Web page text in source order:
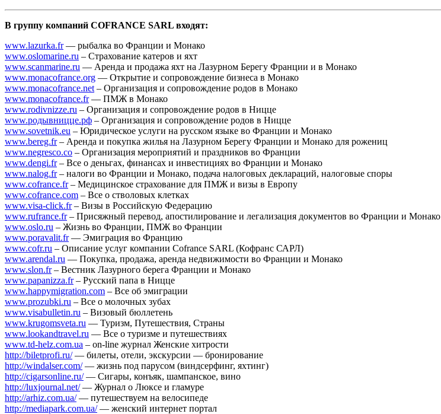
В группу компаний COFRANCE SARL входят:
www.lazurka.fr— рыбалка во Франции и Монако
www.oslomarine.ru – Страхование катеров и яхт
www.scanmarine.ru — Аренда и продажа яхт на Лазурном Берегу Франции и в Монако
www.monacofrance.org — Открытие и сопровождение бизнеса в Монако
www.monacofrance.net – Организация и сопровождение родов в Монако
www.monacofrance.fr— ПМЖ в Монако
www.rodivnizze.ru – Организация и сопровождение родов в Ницце
www.родывницце.рф – Организация и сопровождение родов в Ницце
www.sovetnik.eu – Юридическое услуги на русском языке во Франции и Монако
www.bereg.fr– Аренда и покупка жилья на Лазурном Берегу Франции и Монако для рожениц
www.negresco.co – Организация мероприятий и праздников во Франции
www.dengi.fr– Все о деньгах, финансах и инвестициях во Франции и Монако
www.nalog.fr– налоги во Франции и Монако, подача налоговых деклараций, налоговые споры
www.cofrance.fr– Медицинское страхование для ПМЖ и визы в Европу
www.cofrance.com – Все о стволовых клетках
www.visa-click.fr– Визы в Российскую Федерацию
www.rufrance.fr– Присяжный перевод, апостилирование и легализация документов во Франции и Монако
www.oslo.ru – Жизнь во Франции, ПМЖ во Франции
www.poravalit.fr— Эмиграция во Францию
www.cofr.ru – Описание услуг компании Cofrance SARL (Кофранс САРЛ)
www.arendal.ru — Покупка, продажа, аренда недвижимости во Франции и Монако
www.slon.fr– Вестник Лазурного берега Франции и Монако
www.papanizza.fr– Русский папа в Ницце
www.happymigration.com – Все об эмиграции
www.prozubki.ru – Все о молочных зубах
www.visabulletin.ru – Визовый бюллетень
www.krugomsveta.ru — Туризм, Путешествия, Страны
www.lookandtravel.ru — Все о туризме и путешествиях
www.td-helz.com.ua – on-line журнал Женские хитрости
http://biletprofi.ru/— билеты, отели, экскурсии — бронирование
http://windalser.com/— жизнь под парусом (виндсерфинг, яхтинг)
http://cigarsonline.ru/— Сигары, конъяк, шампанское, вино
http://luxjournal.net/— Журнал о Люксе и гламуре
http://arhiz.com.ua/— путешествуем на велосипеде
http://mediapark.com.ua/— женский интернет портал